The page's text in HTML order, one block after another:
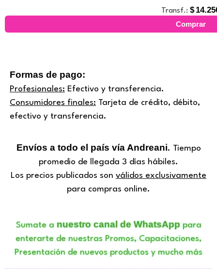
Transf.: $
Comprar
Formas de pago:
Profesionales: Efectivo y transferencia.
Consumidores finales: Tarjeta de crédito, débito,
efectivo y transferencia.
Envíos a todo el país vía Andreani. Tiempo
promedio de llegada 3 días hábiles.
Los precios publicados son válidos exclusivamente
para compras online.
Sumate a nuestro canal de WhatsApppara
enterarte de nuestras Promos, Capacitaciones,
Presentación de nuevos productos y mucho más